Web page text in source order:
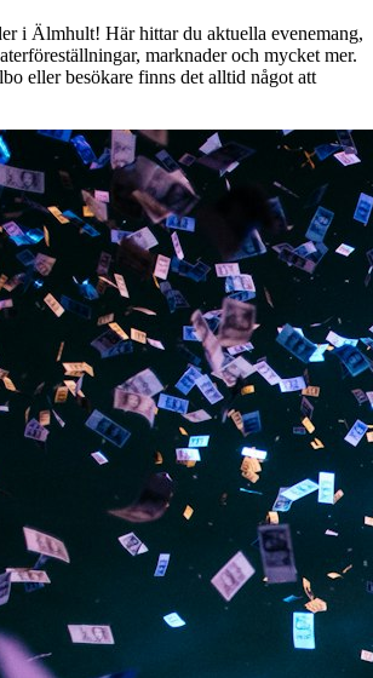
i Älmhult! Här hittar du aktuella evenemang,
marknader och mycket mer.
eller besökare finns det alltid något att